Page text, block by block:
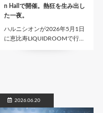
n Hallで開催。熱狂を生み出し
た一夜。
ハルニシオンが2026年5月1日
に恵比寿LIQUIDROOMで行…
2026.06.20